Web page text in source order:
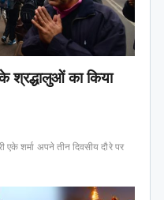
श्रद्धालुओं का किया
एके शर्मा अपने तीन दिवसीय दौरे पर